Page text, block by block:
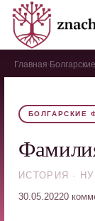
Главная
БОЛГАРСКИЕ
ИСТОРИЯ ·
30.05.20220